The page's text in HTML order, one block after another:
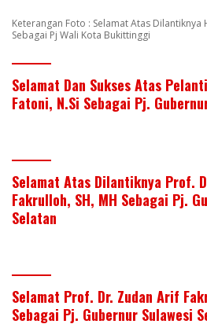
Keterangan Foto : Selamat Atas Dilantiknya
Sebagai Pj Wali Kota Bukittinggi
Selamat Dan Sukses Atas
Fatoni, N.Si Sebagai Pj.
Selamat Atas Dilantiknya Prof.
Fakrulloh, SH, MH Sebagai Pj.
Selatan
Selamat Prof. Dr. Zudan Arif
Sebagai Pj. Gubernur Sulawesi